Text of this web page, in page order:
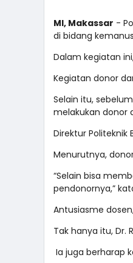
MI, Makassar -
di bidang
Dalam kegiatan
Kegiatan donor
Selain itu,
melakukan donor
Direktur Politeknik
Menurutnya,
“Selain bisa
pendonornya,”
Antusiasme
Tak hanya itu, Dr.
Ia juga berharap